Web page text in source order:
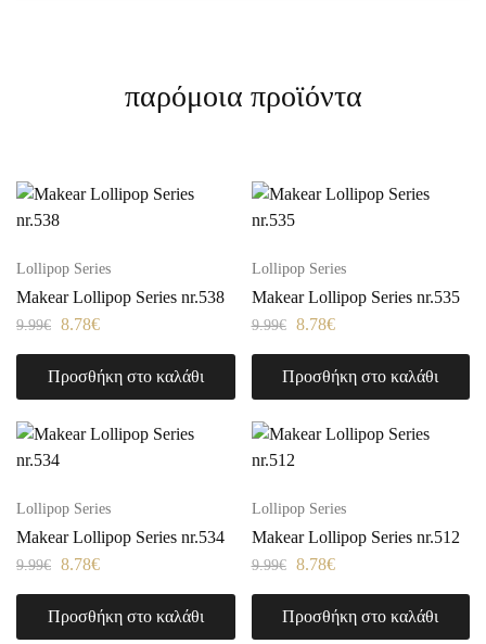
παρόμοια προϊόντα
Lollipop Series
Makear Lollipop Series nr.538
9.99€ 8.78€
Προσθήκη στο καλάθι
Lollipop Series
Makear Lollipop Series nr.535
9.99€ 8.78€
Προσθήκη στο καλάθι
Lollipop Series
Makear Lollipop Series nr.534
9.99€ 8.78€
Προσθήκη στο καλάθι
Lollipop Series
Makear Lollipop Series nr.512
9.99€ 8.78€
Προσθήκη στο καλάθι